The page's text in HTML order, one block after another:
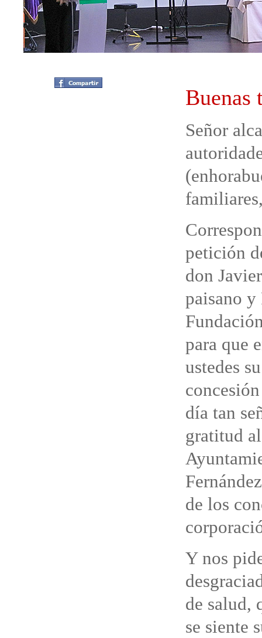
Buenas
Señor
petición
don
paisano y
para que
ustedes
día tan
gratitud
de los
Y nos
de salud,
se siente